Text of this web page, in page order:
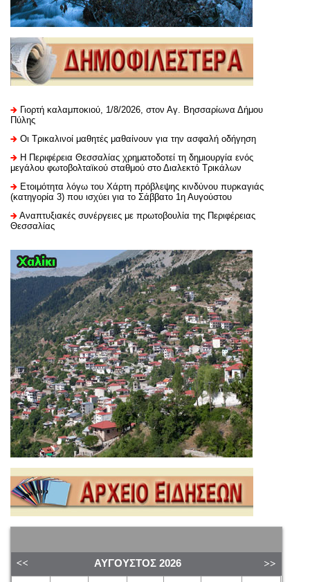
Γιορτή καλαμποκιού, 1/8/2026, στον Αγ. Βησσαρίωνα Δήμου
Πύλης
Οι Τρικαλινοί μαθητές μαθαίνουν για την ασφαλή οδήγηση
H Περιφέρεια Θεσσαλίας χρηματοδοτεί τη δημιουργία ενός
μεγάλου φωτοβολταϊκού σταθμού στο Διαλεκτό Τρικάλων
Ετοιμότητα λόγω του Χάρτη πρόβλεψης κινδύνου πυρκαγιάς
(κατηγορία 3) που ισχύει για το Σάββατο 1η Αυγούστου
Αναπτυξιακές συνέργειες με πρωτοβουλία της Περιφέρειας
Θεσσαλίας
ΑΎΓΟΥΣΤΟΣ 2026